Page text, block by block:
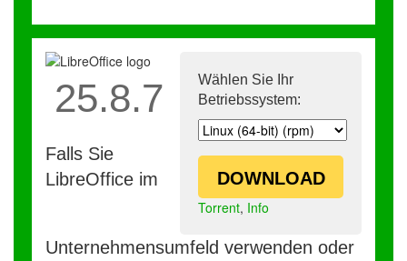
Wählen Sie Ihr
Betriebssystem:
DOWNLOAD
Torrent, Info
25.8.7
Falls Sie
LibreOffice im
Unternehmensumfeld verwenden oder